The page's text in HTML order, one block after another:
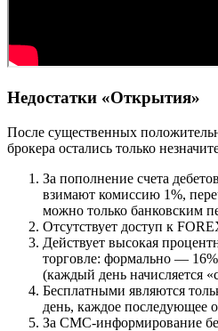
Недостатки «Открытия»
После существенных
брокера остались только
За пополнение счета
взимают комиссию 1%,
можно только банковским
Отсутствует доступ к
Действует высокая
торговле: формально —
(каждый день начисляется
Бесплатными являются
день, каждое последующее
За СМС-информирование